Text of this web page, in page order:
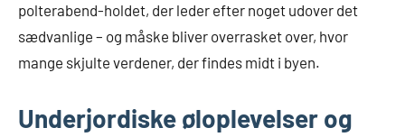
polterabend-holdet, der leder efter noget udover det
sædvanlige – og måske bliver overrasket over, hvor
mange skjulte verdener, der findes midt i byen.
Underjordiske øloplevelser og